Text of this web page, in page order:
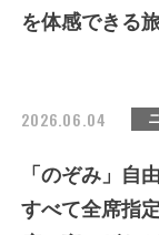
を体感できる
2026.06.04
「のぞみ」自
すべて全席指